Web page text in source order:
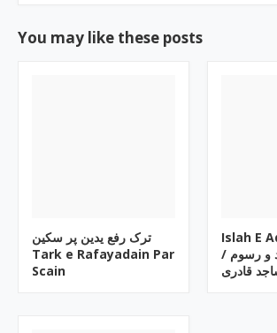
You may like these posts
ترک رفع یدین پر سکین
Tark e Rafayadain Par
Scain
Islah E
/ اصلاح عقائد و رسومby
قادری